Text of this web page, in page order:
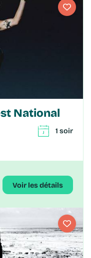
National
1 soir
Voir les détails